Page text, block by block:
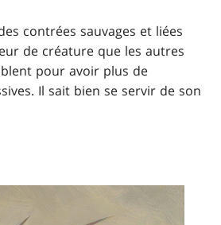
contrées sauvages et liées
de créature que les autres
pour avoir plus de
Il sait bien se servir de son